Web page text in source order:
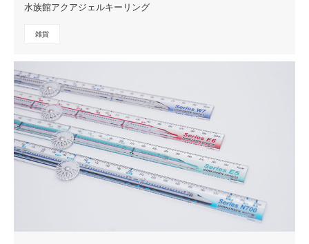
水族館アクアジェルキーリング
雑貨